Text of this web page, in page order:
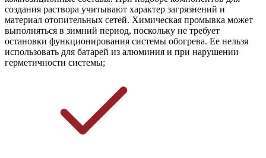
создания раствора учитывают характер загрязнений и
материал отопительных сетей. Химическая промывка может
выполняться в зимний период, поскольку не требует
остановки функционирования системы обогрева. Ее нельзя
использовать для батарей из алюминия и при нарушении
герметичности системы;